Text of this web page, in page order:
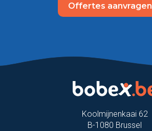
Offertes aanvragen
Koolmijnenkaai 62
B-1080 Brussel